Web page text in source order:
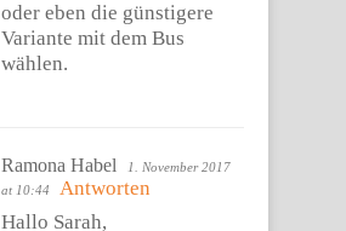
oder eben die günstigere
Variante mit dem Bus
wählen.
Ramona Habel
1. November 2017
at 10:44
Antworten
Hallo Sarah,